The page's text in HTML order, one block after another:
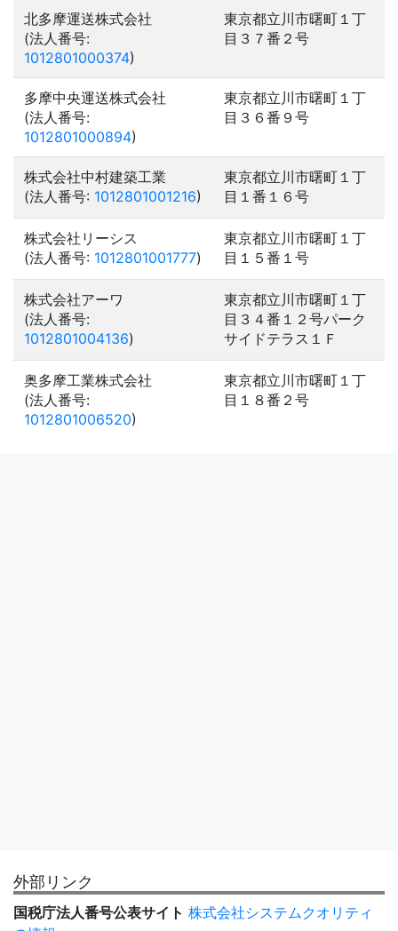
北多摩運送株式会社
(法人番号:
1012801000374)
東京都立川市曙町１丁
目３７番２号
多摩中央運送株式会社
(法人番号:
1012801000894)
東京都立川市曙町１丁
目３６番９号
株式会社中村建築工業
(法人番号: 1012801001216)
東京都立川市曙町１丁
目１番１６号
株式会社リーシス
(法人番号: 1012801001777)
東京都立川市曙町１丁
目１５番１号
株式会社アーワ
(法人番号:
1012801004136)
東京都立川市曙町１丁
目３４番１２号パーク
サイドテラス１Ｆ
奥多摩工業株式会社
(法人番号:
1012801006520)
東京都立川市曙町１丁
目１８番２号
外部リンク
国税庁法人番号公表サイト 株式会社システムクオリティ